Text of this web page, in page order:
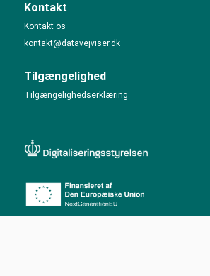
Kontakt
Kontakt os
kontakt@datavejviser.dk
Tilgængelighed
Tilgængelighedserklæring